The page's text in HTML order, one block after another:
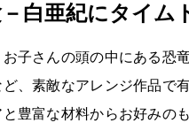
白亜紀にタイム
子さんの頭の中にある恐
、素敵なアレンジ作品で
豊富な材料からお好みの